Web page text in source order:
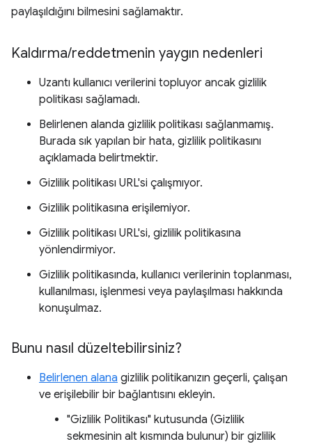
paylaşıldığını bilmesini sağlamaktır.
Kaldırma/reddetmenin yaygın nedenleri
Uzantı kullanıcı verilerini topluyor ancak gizlilik
politikası sağlamadı.
Belirlenen alanda gizlilik politikası sağlanmamış.
Burada sık yapılan bir hata, gizlilik politikasını
açıklamada belirtmektir.
Gizlilik politikası URL'si çalışmıyor.
Gizlilik politikasına erişilemiyor.
Gizlilik politikası URL'si, gizlilik politikasına
yönlendirmiyor.
Gizlilik politikasında, kullanıcı verilerinin toplanması,
kullanılması, işlenmesi veya paylaşılması hakkında
konuşulmaz.
Bunu nasıl düzeltebilirsiniz?
Belirlenen alana gizlilik politikanızın geçerli, çalışan
ve erişilebilir bir bağlantısını ekleyin.
"Gizlilik Politikası" kutusunda (Gizlilik
sekmesinin alt kısmında bulunur) bir gizlilik